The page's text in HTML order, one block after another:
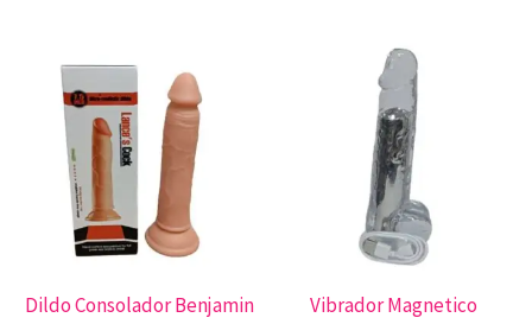
Dildo Consolador Benjamin
Vibrador Magnetico